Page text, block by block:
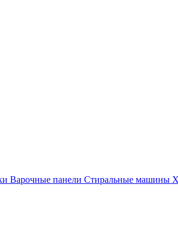
Варочные панели Стиральные машины